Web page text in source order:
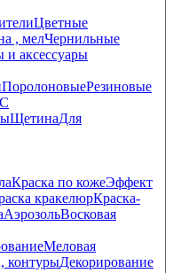
Цветные
, мелЧернильные
аксессуары
ПоролоновыеРезиновые
С
ЩетинаДля
Краска по кожеЭффект
кракелюрКраска-
АэрозольВосковая
Меловая
контурыДекорирование